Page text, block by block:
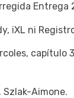
Entrega
iXL ni
capítulo
Szlak-Aimone.